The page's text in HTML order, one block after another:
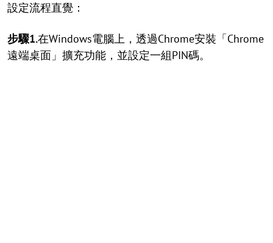
設定流程直覺：
步驟1.在Windows電腦上，透過Chrome安裝「Chrome
遠端桌面」擴充功能，並設定一組PIN碼。